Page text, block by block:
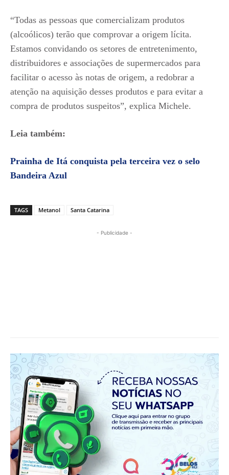
“Todas as pessoas que comercializam produtos
(alcoólicos) terão que comprovar a origem lícita.
Estamos convidando os setores de entretenimento,
distribuidores e associações de supermercados para
facilitar o acesso às notas de origem, a redobrar a
atenção na aquisição desses produtos e para evitar a
compra de produtos suspeitos”, explica Michele.
Leia também:
Prainha de Itá conquista pela terceira vez o selo
Bandeira Azul
TAGS Metanol Santa Catarina
- Publicidade -